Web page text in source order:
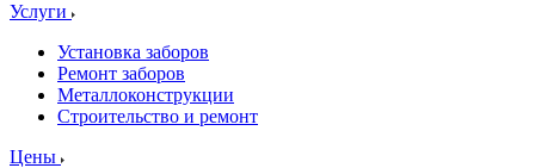
Услуги
Установка заборов
Ремонт заборов
Металлоконструкции
Строительство и ремонт
Цены